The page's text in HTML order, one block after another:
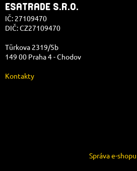
ESATRADE S.R.O.
IČ: 27109470
DIČ: CZ27109470
Türkova 2319/5b
149 00 Praha 4 - Chodov
Kontakty
Správa e-shopu